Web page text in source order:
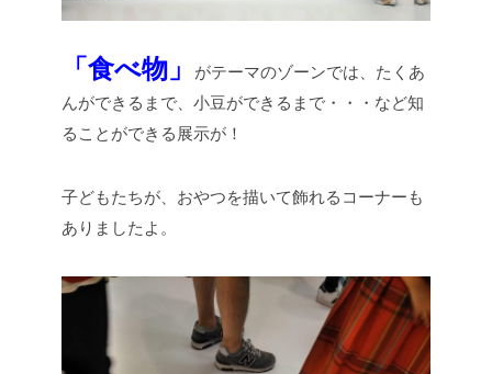
「食べ物」
がテーマのゾーンでは、たくあ
んができるまで、小豆ができるまで・・・など知
ることができる展示が！
子どもたちが、おやつを描いて飾れるコーナーも
ありましたよ。